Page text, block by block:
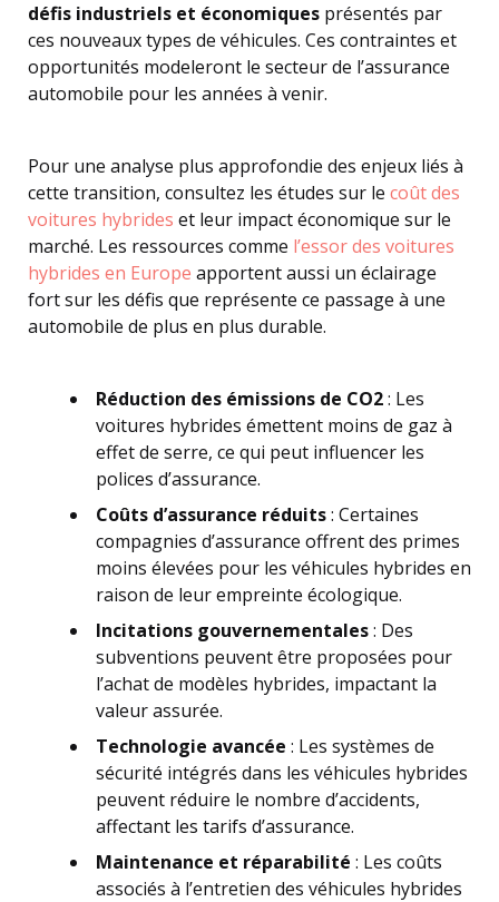
défis industriels et économiques présentés par
ces nouveaux types de véhicules. Ces contraintes et
opportunités modeleront le secteur de l’assurance
automobile pour les années à venir.
Pour une analyse plus approfondie des enjeux liés à
cette transition, consultez les études sur le coût des
voitures hybrides et leur impact économique sur le
marché. Les ressources comme l’essor des voitures
hybrides en Europe apportent aussi un éclairage
fort sur les défis que représente ce passage à une
automobile de plus en plus durable.
Réduction des émissions de CO2: Les
voitures hybrides émettent moins de gaz à
effet de serre, ce qui peut influencer les
polices d’assurance.
Coûts d’assurance réduits: Certaines
compagnies d’assurance offrent des primes
moins élevées pour les véhicules hybrides en
raison de leur empreinte écologique.
Incitations gouvernementales: Des
subventions peuvent être proposées pour
l’achat de modèles hybrides, impactant la
valeur assurée.
Technologie avancée : Les systèmes de
sécurité intégrés dans les véhicules hybrides
peuvent réduire le nombre d’accidents,
affectant les tarifs d’assurance.
Maintenance et réparabilité : Les coûts
associés à l’entretien des véhicules hybrides